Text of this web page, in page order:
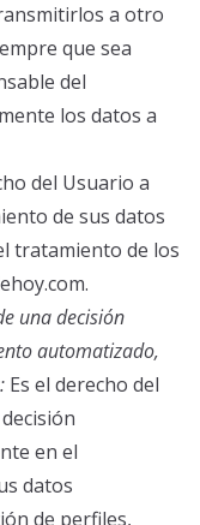
a otro
que sea
del
los datos a
del Usuario a
de sus datos
tratamiento de los
una decisión
automatizado,
Es el derecho del
en el
datos
de perfiles,